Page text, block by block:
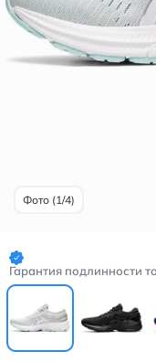
Фото (1/4)
Гарантия подлинности